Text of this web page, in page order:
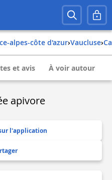
alpes-côte d'azur› vaucluse›
et avis À voir autour
apivore
l'application